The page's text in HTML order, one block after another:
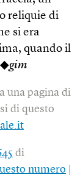
reliquie di
si era
quando il
◆gim
una pagina di
di questo
di
numero